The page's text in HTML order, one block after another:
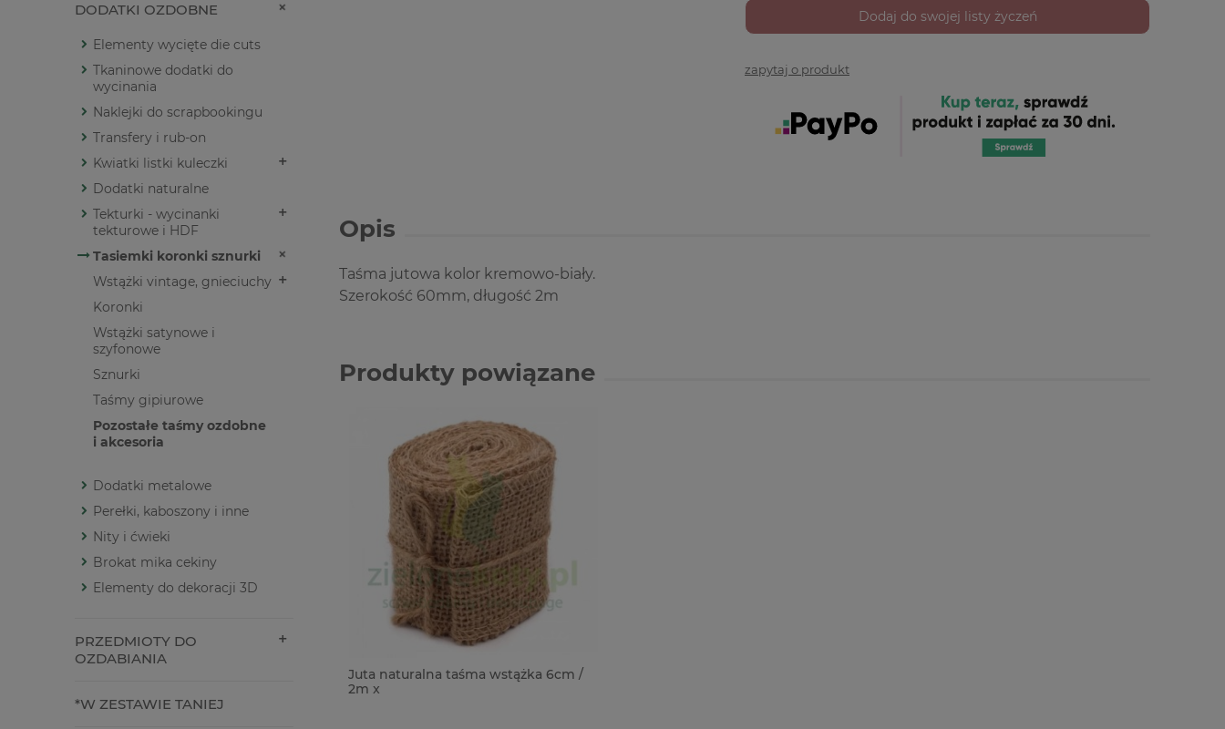
DODATKI OZDOBNE
Elementy wycięte die cuts
Tkaninowe dodatki do
wycinania
Naklejki do scrapbookingu
Transfery i rub-on
Kwiatki listki kuleczki
Dodatki naturalne
Tekturki - wycinanki
tekturowe i HDF
Tasiemki koronki sznurki
Wstążki vintage, gnieciuchy
Koronki
Wstążki satynowe i
szyfonowe
Sznurki
Taśmy gipiurowe
Pozostałe taśmy ozdobne
i akcesoria
Dodatki metalowe
Perełki, kaboszony i inne
Nity i ćwieki
Brokat mika cekiny
Elementy do dekoracji 3D
PRZEDMIOTY DO
OZDABIANIA
*W ZESTAWIE TANIEJ
Dodaj do swojej listy życzeń
zapytaj o produkt
Opis
Taśma jutowa kolor kremowo-biały.
Szerokość 60mm, długość 2m
Produkty powiązane
Juta naturalna taśma wstążka 6cm /
2m x